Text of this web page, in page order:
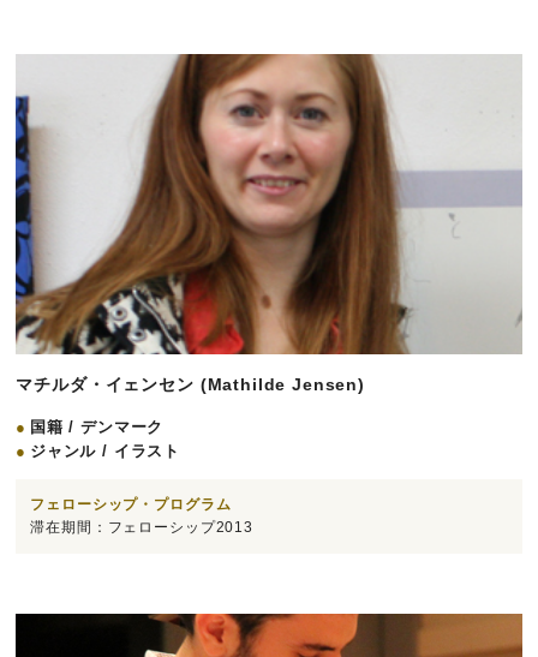
マチルダ・イェンセン (Mathilde Jensen)
国籍 / デンマーク
ジャンル / イラスト
フェローシップ・プログラム
滞在期間：フェローシップ2013